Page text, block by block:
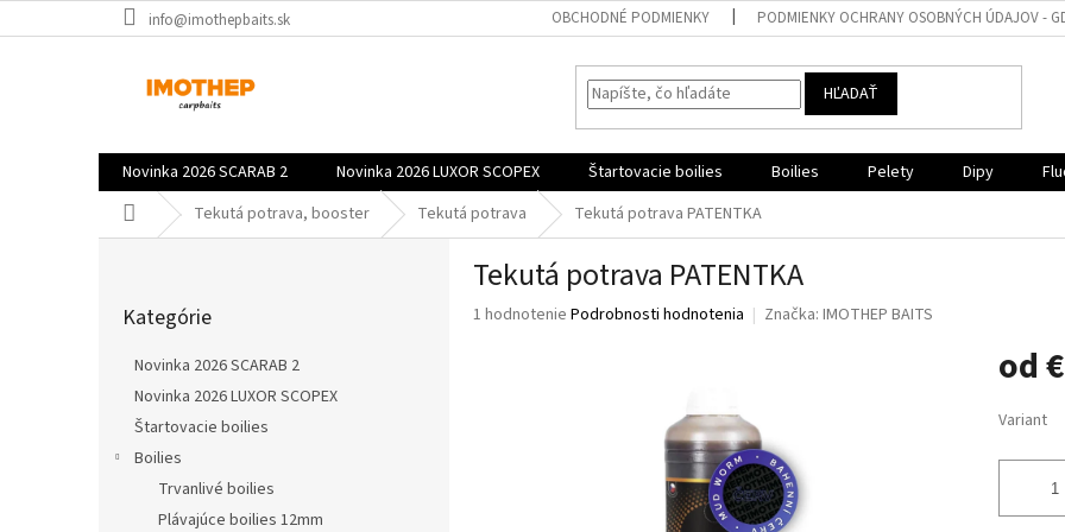
na
info@imothepbaits.sk OBCHODNÉ PODMIENKY PODMIENKY OCHRANY OSOBNÝCH ÚDAJOV -
HĽADAŤ
Novinka 2026 SCARAB 2 Novinka 2026 LUXOR SCOPEX Štartovacie boilies Boilies Pelety Dipy
Domov Tekutá potrava, booster Tekutá potrava Tekutá potrava PATENTKA
kategórie
Kategórie
Novinka 2026 SCARAB 2
Novinka 2026 LUXOR SCOPEX
Štartovacie boilies
Boilies
Trvanlivé boilies
Plávajúce boilies 12mm
Tekutá potrava PATENTKA
Priemerné
1 hodnotenie Podrobnosti hodnotenia Značka: IMOTHEP BAITS
od
cena:
Variant